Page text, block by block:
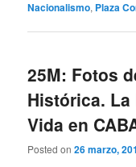
Nacionalismo, Plaza
25M: Fotos
Histórica.
Vida en
Posted on26 marzo,